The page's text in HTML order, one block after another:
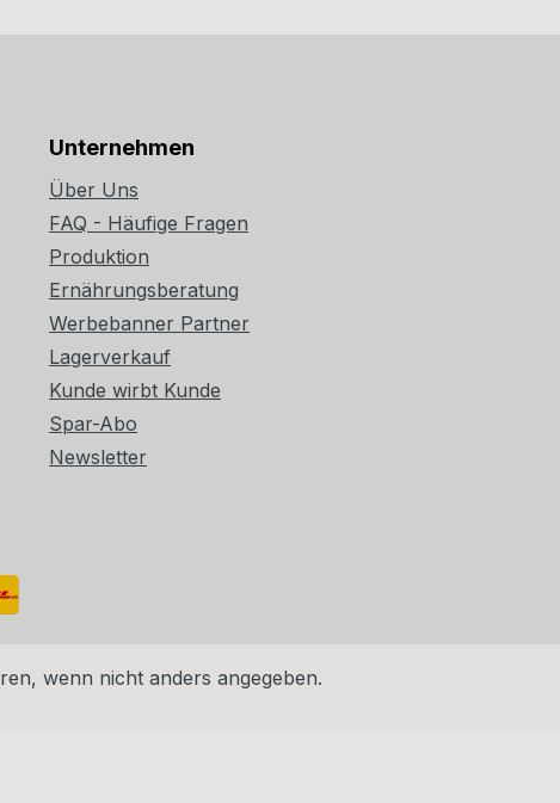
Unternehmen
Über Uns
FAQ - Häufige Fragen
Produktion
Ernährungsberatung
Werbebanner Partner
Lagerverkauf
Kunde wirbt Kunde
Spar-Abo
Newsletter
wenn nicht anders angegeben.